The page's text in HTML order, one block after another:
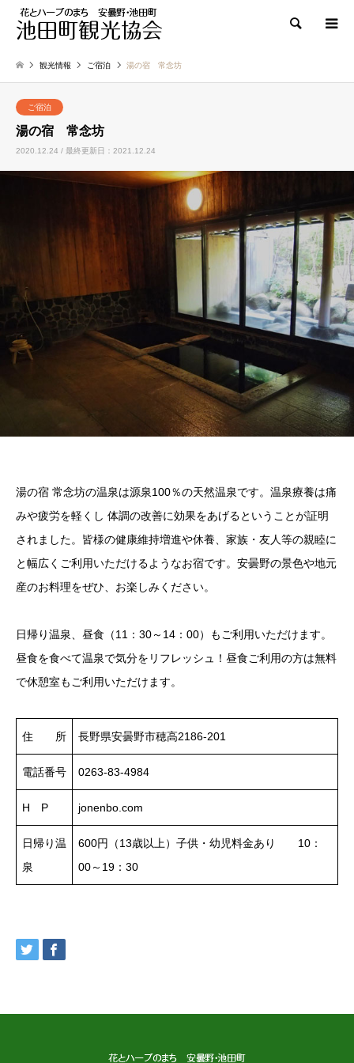
検索
観光情報 ご宿泊 湯の宿 常念坊
ご宿泊
湯の宿 常念坊
2020.12.24 / 最終更新日：2021.12.24
湯の宿 常念坊の温泉は源泉100％の天然温泉です。温泉療養は痛
みや疲労を軽くし 体調の改善に効果をあげるということが証明
されました。皆様の健康維持増進や休養、家族・友人等の親睦に
と幅広くご利用いただけるようなお宿です。安曇野の景色や地元
産のお料理をぜひ、お楽しみください。
日帰り温泉、昼食（11：30～14：00）もご利用いただけます。
昼食を食べて温泉で気分をリフレッシュ！昼食ご利用の方は無料
で休憩室もご利用いただけます。
住 所 長野県安曇野市穂高2186-201
電話番号 0263-83-4984
H P jonenbo.com
日帰り温
泉
600円（13歳以上）子供・幼児料金あり 10：
00～19：30